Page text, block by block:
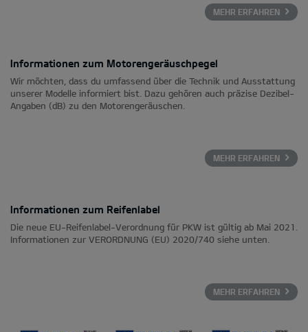
MEHR ERFAHREN
Informationen zum Motorengeräuschpegel
Wir möchten, dass du umfassend über die Technik und Ausstattung
unserer Modelle informiert bist. Dazu gehören auch präzise Dezibel-
Angaben (dB) zu den Motorengeräuschen.
MEHR ERFAHREN
Informationen zum Reifenlabel
Die neue EU-Reifenlabel-Verordnung für PKW ist gültig ab Mai 2021.
Informationen zur VERORDNUNG (EU) 2020/740 siehe unten.
MEHR ERFAHREN